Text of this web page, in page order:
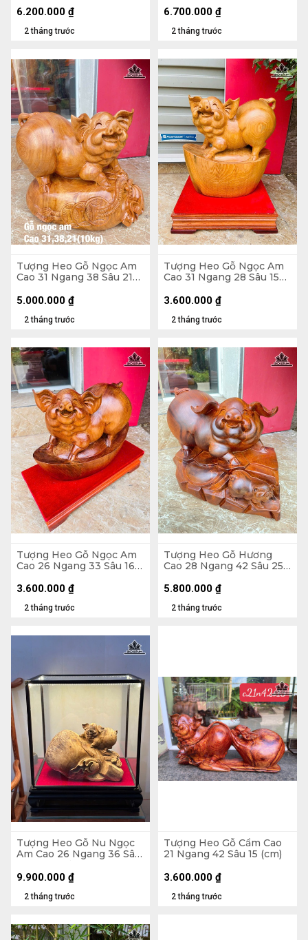
2 tháng trước
6.200.000 ₫
2 tháng trước
6.700.000 ₫
Tượng Heo Gỗ Ngọc Am
Cao 31 Ngang 38 Sâu 21
2 tháng trước
5.000.000 ₫
Tượng Heo Gỗ Ngọc Am
Cao 31 Ngang 28 Sâu 15
2 tháng trước
3.600.000 ₫
Tượng Heo Gỗ Ngọc Am
Cao 26 Ngang 33 Sâu 16
2 tháng trước
3.600.000 ₫
Tượng Heo Gỗ Hương
Cao 28 Ngang 42 Sâu 25
2 tháng trước
5.800.000 ₫
Tượng Heo Gỗ Nu Ngọc
Am Cao 26 Ngang 36 Sâu
x 30 (cm)
2 tháng trước
9.900.000 ₫
Tượng Heo Gỗ Cẩm Cao
21 Ngang 42 Sâu 15 (cm)
2 tháng trước
3.600.000 ₫